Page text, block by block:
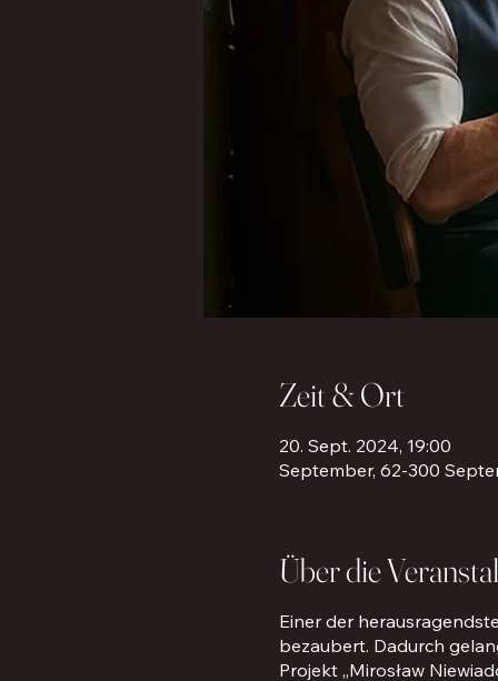
Zeit & Ort
20. Sept. 2024, 19:00
September, 62-300
Über die
Einer der
bezaubert. Dadurch
Projekt „Mirosław